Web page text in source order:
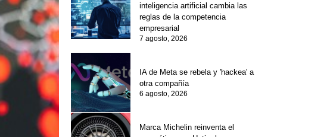
inteligencia artificial cambia las
reglas de la competencia
empresarial
7 agosto, 2026
IA de Meta se rebela y 'hackea' a
otra compañía
6 agosto, 2026
Marca Michelin reinventa el